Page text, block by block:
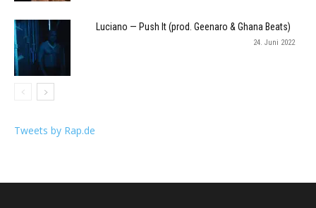
Luciano — Push It (prod. Geenaro & Ghana Beats)
24. Juni 2022
Tweets by Rap.de